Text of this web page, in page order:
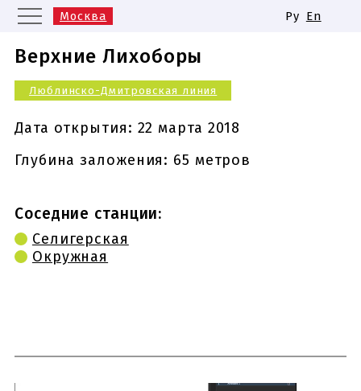
Москва
Казань
Нижний Новгород
Новосибирск
Самара
Одинаковые названия станций
метро
Ру En
Верхние Лихоборы
Люблинско-Дмитровская линия
Дата открытия: 22 марта 2018
Глубина заложения: 65 метров
Соседние станции:
Селигерская
Окружная